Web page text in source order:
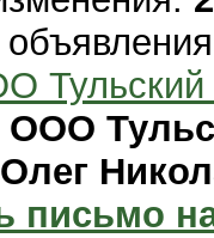
ООО
Олег
письмо